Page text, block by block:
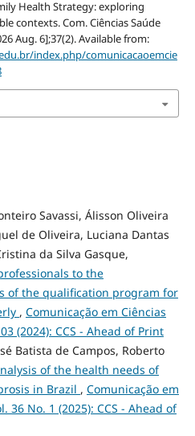
Health Strategy: exploring
contexts. Com. Ciências Saúde
Aug. 6];37(2). Available from:
index.php/comunicacaoemcie
Savassi, Álisson Oliveira
de Oliveira, Luciana Dantas
da Silva Gasque,
to the
of the qualification program for
, Comunicação em Ciências
(2024): CCS - Ahead of Print
Batista de Campos, Roberto
of the health needs of
in Brazil , Comunicação em
36 No. 1 (2025): CCS - Ahead of